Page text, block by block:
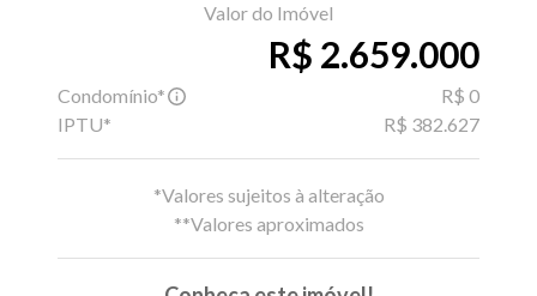
Valor do Imóvel
R$ 2.659.000
Condomínio*
R$ 0
IPTU*
R$ 382.627
*Valores sujeitos à alteração
**Valores aproximados